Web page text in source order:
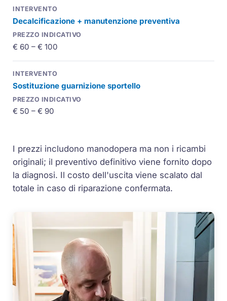
Decalcificazione + manutenzione preventiva
€ 60 – € 100
Sostituzione guarnizione sportello
€ 50 – € 90
I prezzi includono manodopera ma non i ricambi
originali; il preventivo definitivo viene fornito dopo
la diagnosi. Il costo dell'uscita viene scalato dal
totale in caso di riparazione confermata.